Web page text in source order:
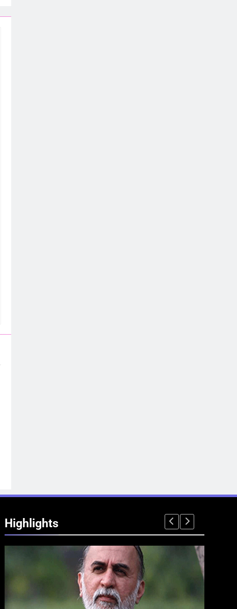
Highlights